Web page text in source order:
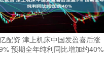
配资 津上机床中国发盈喜后涨
预期全年纯利同比增加约40%